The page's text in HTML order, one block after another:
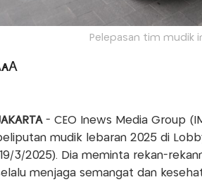
Pelepasan tim mudik
AA
- CEO Inews Media Group
mudik lebaran 2025 di
3/2025). Dia meminta rekan-
menjaga semangat dan